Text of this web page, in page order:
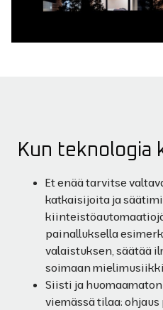
Kun teknologia
Et enää tarvitse
katkaisijoita ja
painalluksella
valaistuksen, säätää
soimaan
Siisti ja
viemässä tilaa: